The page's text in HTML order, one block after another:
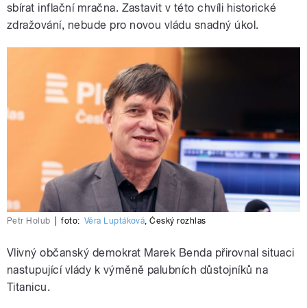
sbírat inflační mračna. Zastavit v této chvíli historické
zdražování, nebude pro novou vládu snadný úkol.
Petr Holub foto: Věra Luptáková,Český rozhlas
Vlivný občanský demokrat Marek Benda přirovnal situaci
nastupující vlády k výměně palubních důstojníků na
Titanicu.